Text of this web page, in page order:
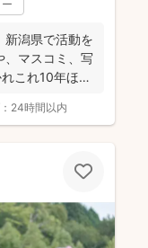
新潟県で活動を
、マスコミ、写
これ10年ほど
24時間以内